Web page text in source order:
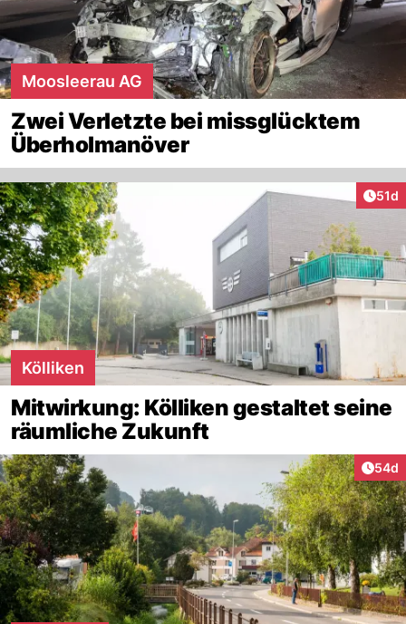
Moosleerau AG
Zwei Verletzte bei missglücktem
Überholmanöver
51d
Kölliken
Mitwirkung: Kölliken gestaltet seine
räumliche Zukunft
54d